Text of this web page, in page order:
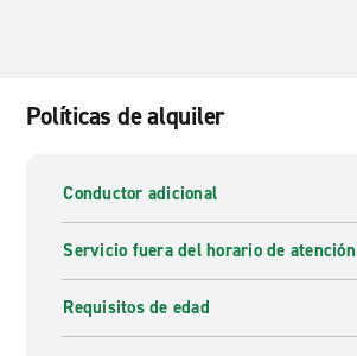
Políticas de alquiler
Conductor adicional
Servicio fuera del horario de atención
Requisitos de edad